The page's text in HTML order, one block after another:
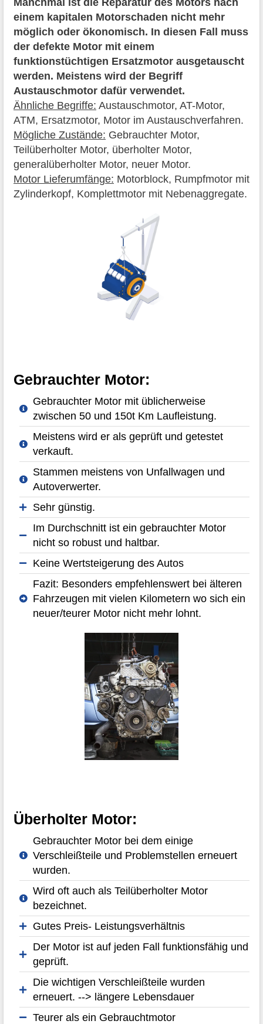
einem kapitalen Motorschaden nicht mehr
möglich oder ökonomisch. In diesen Fall muss
der defekte Motor mit einem
funktionstüchtigen Ersatzmotor ausgetauscht
werden. Meistens wird der Begriff
Austauschmotor dafür verwendet.
Ähnliche Begriffe: Austauschmotor, AT-Motor,
ATM, Ersatzmotor, Motor im Austauschverfahren.
Mögliche Zustände: Gebrauchter Motor,
Teilüberholter Motor, überholter Motor,
generalüberholter Motor, neuer Motor.
Motor Lieferumfänge: Motorblock, Rumpfmotor mit
Zylinderkopf, Komplettmotor mit Nebenaggregate.
Gebrauchter Motor:
Gebrauchter Motor mit üblicherweise
zwischen 50 und 150t Km Laufleistung.
Meistens wird er als geprüft und getestet
verkauft.
Stammen meistens von Unfallwagen und
Autoverwerter.
Sehr günstig.
Im Durchschnitt ist ein gebrauchter Motor
nicht so robust und haltbar.
Keine Wertsteigerung des Autos
Fazit: Besonders empfehlenswert bei älteren
Fahrzeugen mit vielen Kilometern wo sich ein
neuer/teurer Motor nicht mehr lohnt.
Überholter Motor:
Gebrauchter Motor bei dem einige
Verschleißteile und Problemstellen erneuert
wurden.
Wird oft auch als Teilüberholter Motor
bezeichnet.
Gutes Preis- Leistungsverhältnis
Der Motor ist auf jeden Fall funktionsfähig und
geprüft.
Die wichtigen Verschleißteile wurden
erneuert. --> längere Lebensdauer
Teurer als ein Gebrauchtmotor